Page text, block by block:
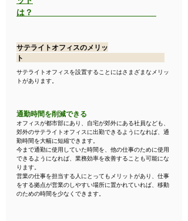
は？
サテライトオフィスのメリッ
ト
サテライトオフィスを設置することにはさまざまなメリッ
トがあります。
通勤時間を削減できる
オフィスが都市部にあり、自宅が郊外にある社員なども、
郊外のサテライトオフィスに出勤できるようになれば、通
勤時間を大幅に短縮できます。
今まで通勤に使用していた時間を、他の仕事のために使用
できるようになれば、業務効率を改善することも可能にな
ります。
営業の仕事を担当する人にとってもメリットがあり、仕事
をする拠点が営業のしやすい場所に置かれていれば、移動
のための時間を少なくできます。